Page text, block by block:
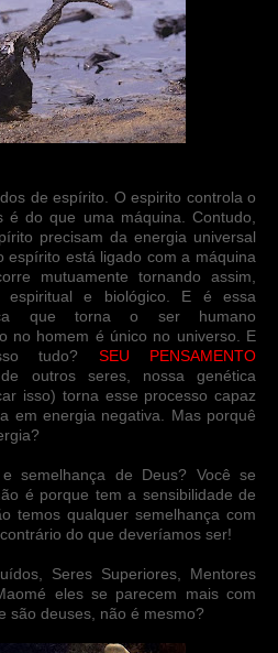
de espírito. O espirito controla o
do que uma máquina. Contudo,
precisam da energia universal
espírito está ligado com a máquina
mutuamente tornando assim,
espiritual e biológico. E é essa
que torna o ser humano
no homem é único no universo. E
tudo? SEU PENSAMENTO
outros seres, nossa genética
isso) torna esse processo capaz
em energia negativa. Mas porquê
semelhança de Deus? Você se
é porque tem a sensibilidade de
temos qualquer semelhança com
do que deveríamos ser!
Seres Superiores, Mentores
eles se parecem mais com
são deuses, não é mesmo?